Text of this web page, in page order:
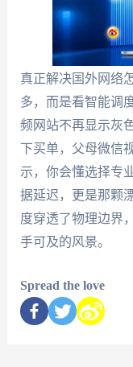
真正解决国外网络
多，而是看智能调
频网站不再显示灰
下买单，父母微信
示，你会懂选择专
据延迟，更是那颗
度穿透了物理边界
手可及的风景。
Spread the love